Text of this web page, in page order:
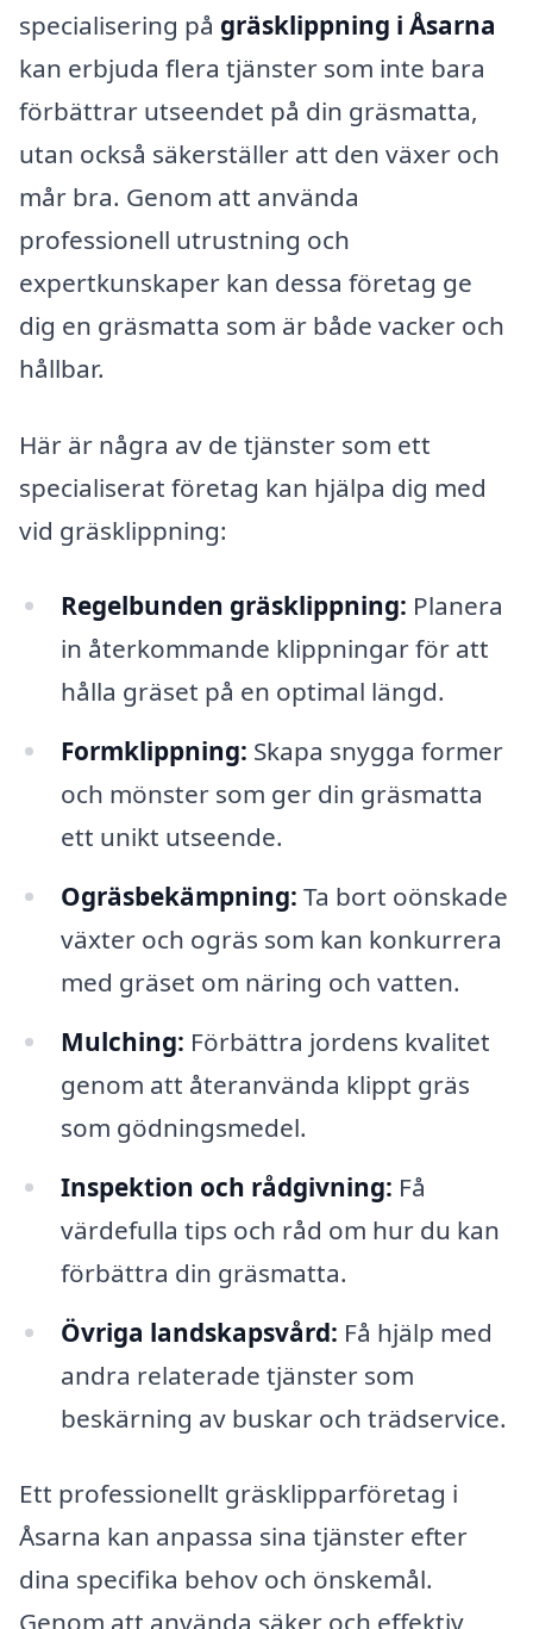
specialisering på gräsklippning i Åsarna
kan erbjuda flera tjänster som inte bara
förbättrar utseendet på din gräsmatta,
utan också säkerställer att den växer och
mår bra. Genom att använda
professionell utrustning och
expertkunskaper kan dessa företag ge
dig en gräsmatta som är både vacker och
hållbar.
Här är några av de tjänster som ett
specialiserat företag kan hjälpa dig med
vid gräsklippning:
Regelbunden gräsklippning: Planera
in återkommande klippningar för att
hålla gräset på en optimal längd.
Formklippning: Skapa snygga former
och mönster som ger din gräsmatta
ett unikt utseende.
Ogräsbekämpning: Ta bort oönskade
växter och ogräs som kan konkurrera
med gräset om näring och vatten.
Mulching: Förbättra jordens kvalitet
genom att återanvända klippt gräs
som gödningsmedel.
Inspektion och rådgivning: Få
värdefulla tips och råd om hur du kan
förbättra din gräsmatta.
Övriga landskapsvård: Få hjälp med
andra relaterade tjänster som
beskärning av buskar och trädservice.
Ett professionellt gräsklipparföretag i
Åsarna kan anpassa sina tjänster efter
dina specifika behov och önskemål.
Genom att använda säker och effektiv